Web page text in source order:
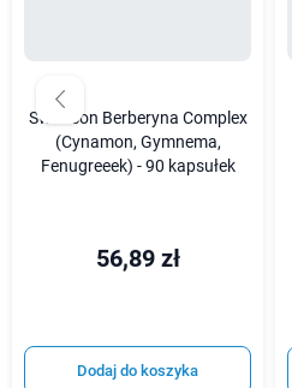
Swanson Berberyna Complex
(Cynamon, Gymnema,
Fenugreeek) - 90 kapsułek
56,89 zł
Dodaj do koszyka